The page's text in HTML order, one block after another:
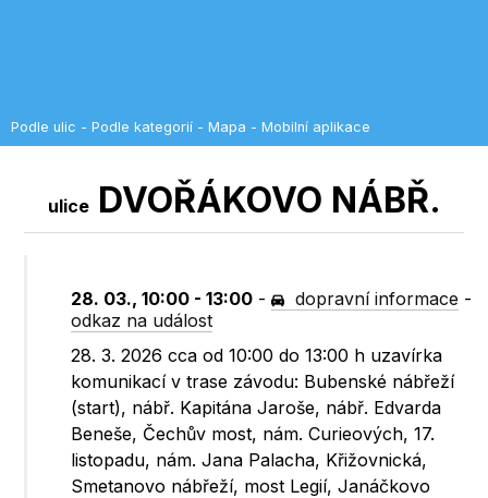
Podle ulic - Podle kategorií - Mapa - Mobilní aplikace
uliceDVOŘÁKOVO NÁBŘ.
28. 03., 10:00 - 13:00 - dopravní informace -
odkaz na událost
28. 3. 2026 cca od 10:00 do 13:00 h uzavírka
komunikací v trase závodu: Bubenské nábřeží
(start), nábř. Kapitána Jaroše, nábř. Edvarda
Beneše, Čechův most, nám. Curieových, 17.
listopadu, nám. Jana Palacha, Křižovnická,
Smetanovo nábřeží, most Legií, Janáčkovo